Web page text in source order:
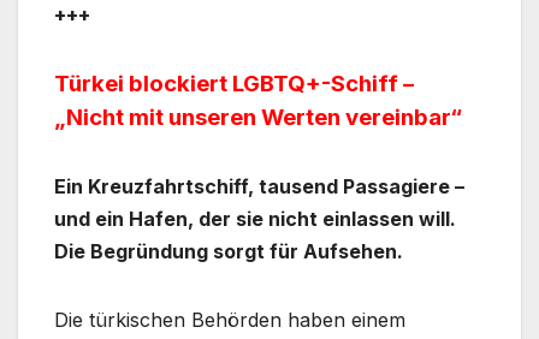
+++
Türkei blockiert LGBTQ+-Schiff –
„Nicht mit unseren Werten vereinbar“
Ein Kreuzfahrtschiff, tausend Passagiere –
und ein Hafen, der sie nicht einlassen will.
Die Begründung sorgt für Aufsehen.
Die türkischen Behörden haben einem